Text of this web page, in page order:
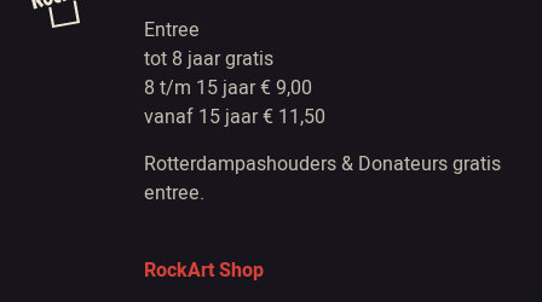
Entree
tot 8 jaar gratis
8 t/m 15 jaar € 9,00
vanaf 15 jaar € 11,50
Rotterdampashouders & Donateurs gratis
entree.
RockArt Shop